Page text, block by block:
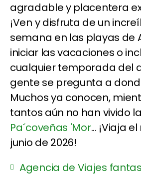
agradable y placentera
¡Ven y disfruta de un
semana en las playas de
iniciar las vacaciones o
cualquier temporada del
gente se pregunta a
Muchos ya conocen,
tantos aún no han vivido
Pa´coveñas 'Mor... ¡Viaja
junio de 2026!
Agencia de Viajes